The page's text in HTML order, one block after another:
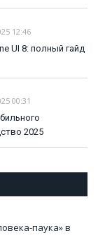
12:46
UI 8: полный гайд
00:31
2025
паука» в